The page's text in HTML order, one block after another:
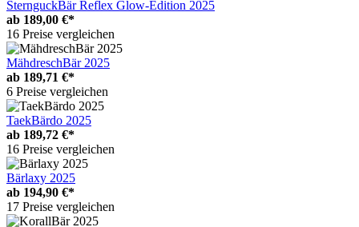
SternguckBär Reflex Glow-Edition 2025
ab 189,00 €*
16 Preise vergleichen
MähdreschBär 2025
ab 189,71 €*
6 Preise vergleichen
TaekBärdo 2025
ab 189,72 €*
16 Preise vergleichen
Bärlaxy 2025
ab 194,90 €*
17 Preise vergleichen